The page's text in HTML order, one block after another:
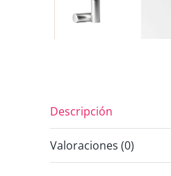
Descripción
Valoraciones (0)